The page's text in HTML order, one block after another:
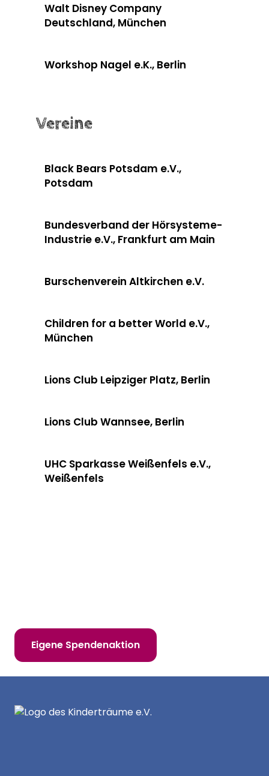
Walt Disney Company
Deutschland, München
Workshop Nagel e.K., Berlin
Vereine
Black Bears Potsdam e.V.,
Potsdam
Bundesverband der Hörsysteme-
Industrie e.V., Frankfurt am Main
Burschenverein Altkirchen e.V.
Children for a better World e.V.,
München
Lions Club Leipziger Platz, Berlin
Lions Club Wannsee, Berlin
UHC Sparkasse Weißenfels e.V.,
Weißenfels
Eigene Spendenaktion